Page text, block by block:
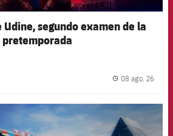
segundo examen de la
pretemporada
08 ago. 26
FCB Barcelona badge